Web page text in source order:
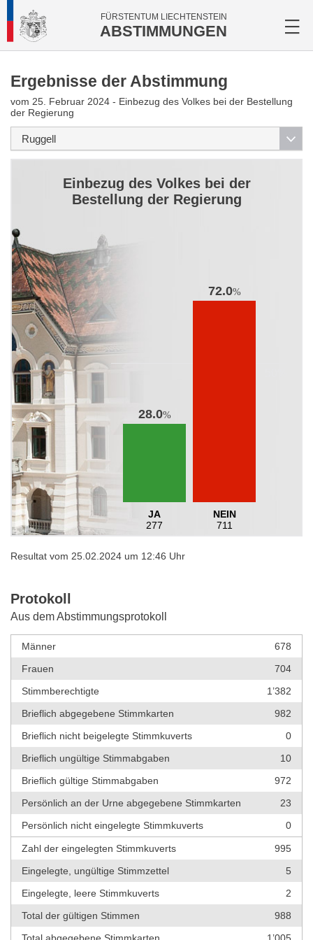
FÜRSTENTUM LIECHTENSTEIN
ABSTIMMUNGEN
Ergebnisse der Abstimmung
vom 25. Februar 2024 - Einbezug des Volkes bei der Bestellung
der Regierung
Einbezug des Volkes bei der
Bestellung der Regierung
28.0%
JA
277
72.0%
NEIN
711
Resultat vom 25.02.2024 um 12:46 Uhr
Protokoll
Aus dem Abstimmungsprotokoll
Männer
678
Frauen
704
Stimmberechtigte
1’382
Brieflich abgegebene Stimmkarten
982
Brieflich nicht beigelegte Stimmkuverts
0
Brieflich ungültige Stimmabgaben
10
Brieflich gültige Stimmabgaben
972
Persönlich an der Urne abgegebene Stimmkarten
23
Persönlich nicht eingelegte Stimmkuverts
0
Zahl der eingelegten Stimmkuverts
995
Eingelegte, ungültige Stimmzettel
5
Eingelegte, leere Stimmkuverts
2
Total der gültigen Stimmen
988
Total abgegebene Stimmkarten
1’005